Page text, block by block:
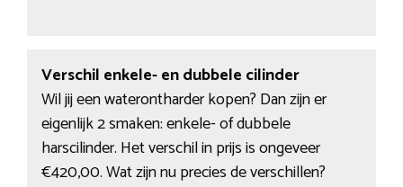
Verschil enkele- en dubbele cilinder
Wil jij een waterontharder kopen? Dan zijn er
eigenlijk 2 smaken: enkele- of dubbele
harscilinder. Het verschil in prijs is ongeveer
€420,00. Wat zijn nu precies de verschillen?